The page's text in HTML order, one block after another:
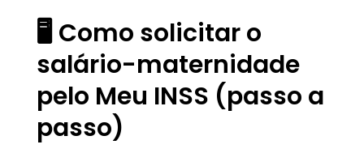
🖥️ Como solicitar o
salário-maternidade
pelo Meu INSS (passo a
passo)